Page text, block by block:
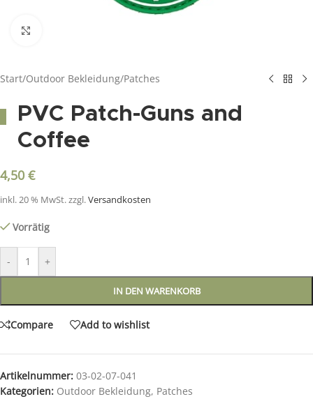
Start/Outdoor Bekleidung/Patches
PVC Patch-Guns and
Coffee
4,50 €
inkl. 20 % MwSt.zzgl.Versandkosten
Vorrätig
- +
IN DEN WARENKORB
Compare Add to wishlist
Artikelnummer: 03-02-07-041
Kategorien: Outdoor Bekleidung, Patches